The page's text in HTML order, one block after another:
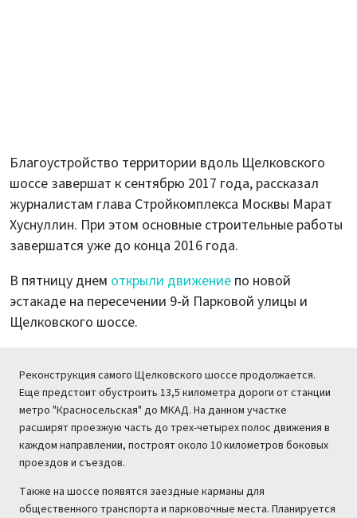
Благоустройство территории вдоль Щелковского
шоссе завершат к сентябрю 2017 года, рассказал
журналистам глава Стройкомплекса Москвы Марат
Хуснуллин. При этом основные строительные работы
завершатся уже до конца 2016 года.
В пятницу днем открыли движение по новой
эстакаде на пересечении 9-й Парковой улицы и
Щелковского шоссе.
Реконструкция самого Щелковского шоссе продолжается.
Еще предстоит обустроить 13,5 километра дороги от станции
метро "Красносельская" до МКАД. На данном участке
расширят проезжую часть до трех-четырех полос движения в
каждом направлении, построят около 10 километров боковых
проездов и съездов.
Также на шоссе появятся заездные карманы для
общественного транспорта и парковочные места. Планируется